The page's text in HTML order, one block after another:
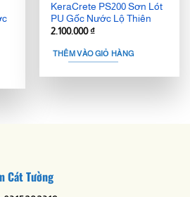
KeraCrete PS200 Sơn Lót
PU Gốc Nước Lộ Thiên
2.100.000₫
THÊM VÀO GIỎ HÀNG
Cát Tường